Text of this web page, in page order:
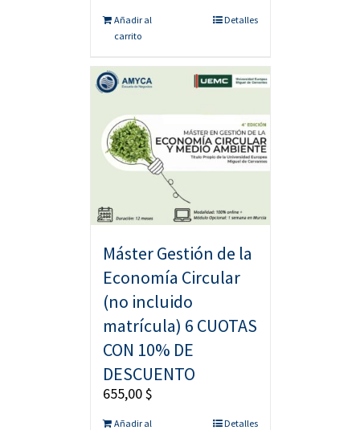
Añadir al
carrito
Detalles
Máster Gestión de la
Economía Circular
(no incluido
matrícula) 6 CUOTAS
CON 10% DE
DESCUENTO
655,00$
Añadir al
Detalles